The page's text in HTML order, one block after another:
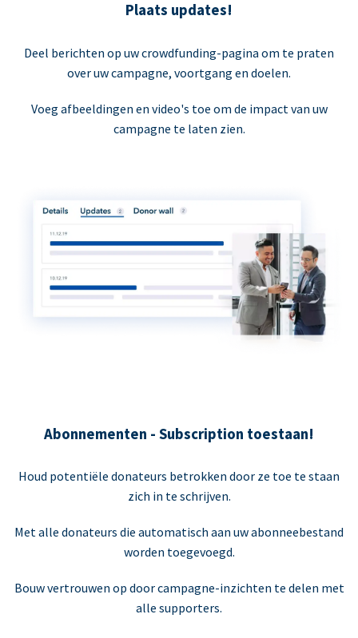
Plaats updates!
Deel berichten op uw crowdfunding-pagina om te praten
over uw campagne, voortgang en doelen.
Voeg afbeeldingen en video's toe om de impact van uw
campagne te laten zien.
Abonnementen - Subscription toestaan!
Houd potentiële donateurs betrokken door ze toe te staan
zich in te schrijven.
Met alle donateurs die automatisch aan uw abonneebestand
worden toegevoegd.
Bouw vertrouwen op door campagne-inzichten te delen met
alle supporters.